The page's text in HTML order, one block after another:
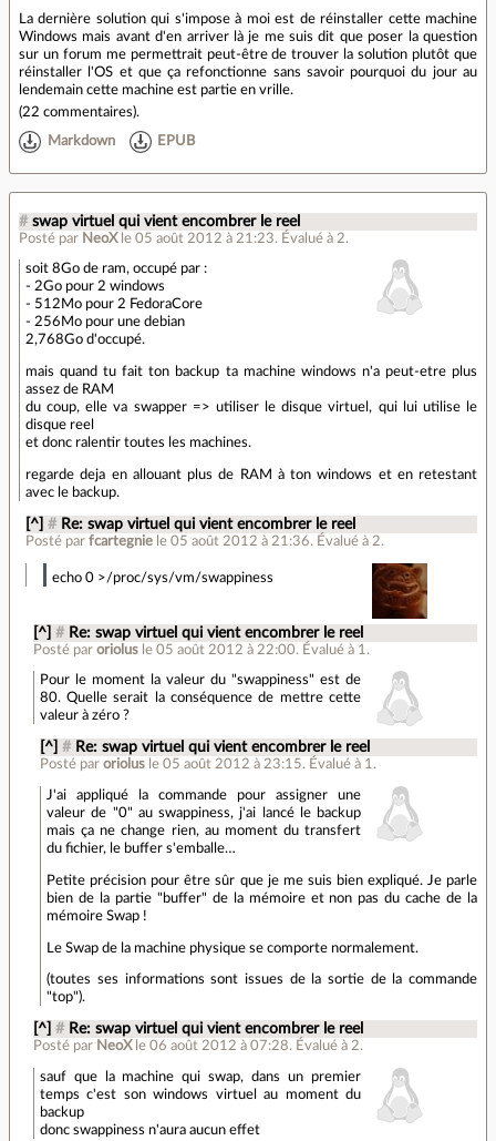
La dernière solution qui s'impose à moi est de réinstaller cette machine
Windows mais avant d'en arriver là je me suis dit que poser la question
sur un forum me permettrait peut-être de trouver la solution plutôt que
réinstaller l'OS et que ça refonctionne sans savoir pourquoi du jour au
lendemain cette machine est partie en vrille.
(22 commentaires).
Markdown EPUB
# swap virtuel qui vient encombrer le reel
Posté par NeoX le 05 août 2012 à 21:23. Évalué à 2.
soit 8Go de ram, occupé par :
- 2Go pour 2 windows
- 512Mo pour 2 FedoraCore
- 256Mo pour une debian
2,768Go d'occupé.
mais quand tu fait ton backup ta machine windows n'a peut-etre plus
assez de RAM
du coup, elle va swapper => utiliser le disque virtuel, qui lui utilise le
disque reel
et donc ralentir toutes les machines.
regarde deja en allouant plus de RAM à ton windows et en retestant
avec le backup.
[^] # Re: swap virtuel qui vient encombrer le reel
Posté parfcartegnie le 05 août 2012 à 21:36. Évalué à 2.
echo 0 >/proc/sys/vm/swappiness
[^] # Re: swap virtuel qui vient encombrer le reel
Posté par oriolus le 05 août 2012 à 22:00. Évalué à 1 .
Pour le moment la valeur du "swappiness" est de
80. Quelle serait la conséquence de mettre cette
valeur à zéro ?
[^] # Re: swap virtuel qui vient encombrer le reel
Posté paroriolus le 05 août 2012 à 23:15. Évalué à 1 .
J'ai appliqué la commande pour assigner une
valeur de "0" au swappiness, j'ai lancé le backup
mais ça ne change rien, au moment du transfert
du fichier, le buffer s'emballe…
Petite précision pour être sûr que je me suis bien expliqué. Je parle
bien de la partie "buffer" de la mémoire et non pas du cache de la
mémoire Swap !
Le Swap de la machine physique se comporte normalement.
(toutes ses informations sont issues de la sortie de la commande
"top").
[^] # Re: swap virtuel qui vient encombrer le reel
Posté par NeoX le 06 août 2012 à 07:28. Évalué à 2.
sauf que la machine qui swap, dans un premier
temps c'est son windows virtuel au moment du
backup
donc swappiness n'aura aucun effet